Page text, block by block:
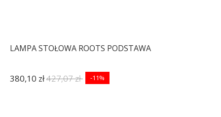
LAMPA STOŁOWA ROOTS PODSTAWA
380,10 zł427,07 zł -11%